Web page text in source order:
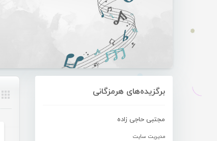
برگزیده‌های هرمزگانی
مجتبی حاجی زاده
مدیریت سایت